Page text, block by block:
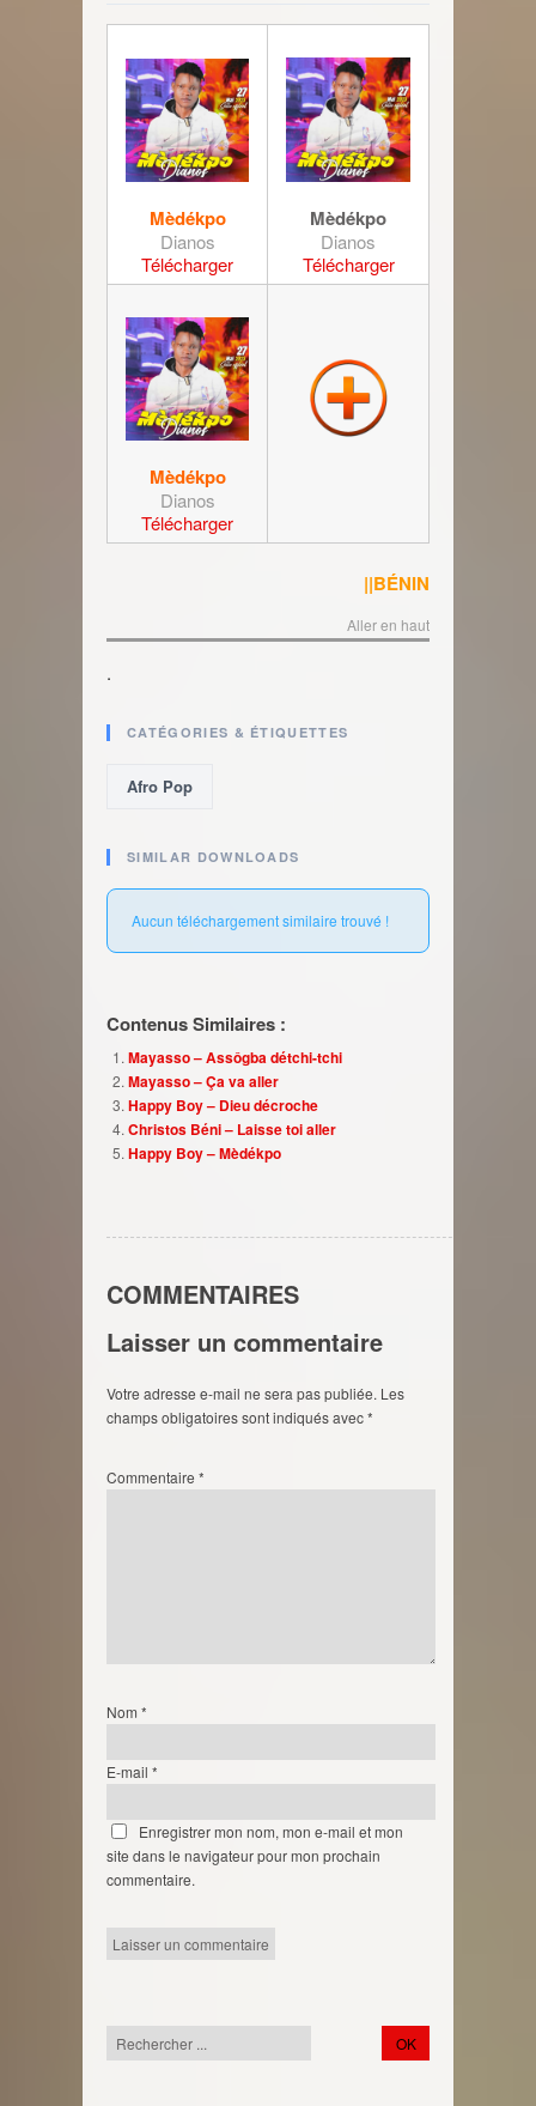
Mèdékpo
Dianos
Télécharger
Mèdékpo
Dianos
Télécharger
Mèdékpo
Dianos
Télécharger
||BÉNIN
Aller en haut
.
CATÉGORIES & ÉTIQUETTES
Afro Pop
SIMILAR DOWNLOADS
Aucun téléchargement similaire trouvé !
Contenus Similaires :
Mayasso – Assôgba détchi-tchi
Mayasso – Ça va aller
Happy Boy – Dieu décroche
Christos Béni – Laisse toi aller
Happy Boy – Mèdékpo
COMMENTAIRES
Laisser un commentaire
Votre adresse e-mail ne sera pas publiée. Les
champs obligatoires sont indiqués avec*
Commentaire *
Nom *
E-mail *
Enregistrer mon nom, mon e-mail et mon
site dans le navigateur pour mon prochain
commentaire.